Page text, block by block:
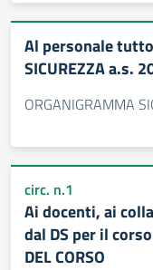
Al personale tutto
SICUREZZA a.s.
ORGANIGRAMMA
circ. n.1
Ai docenti, ai
dal DS per il
DEL CORSO